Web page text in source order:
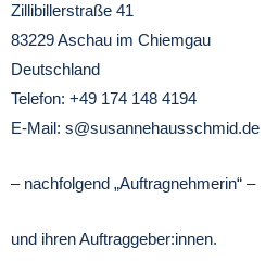
Zillibillerstraße 41
83229 Aschau im Chiemgau
Deutschland
Telefon: +49 174 148 4194
E-Mail: s@susannehausschmid.de
– nachfolgend „Auftragnehmerin“ –
und ihren Auftraggeber:innen.